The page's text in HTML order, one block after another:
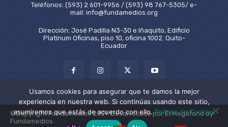
Teléfonos: (593) 2 601-9956 / (593) 98 767-5305/ e-
mail: info@fundamedios.org
Dirección: José Padilla N3-30 e Iñaquito, Edificio
Platinum Oficinas, piso 10, oficina 1002. Quito-
Ecuador
©Copyright Fundamedios 2021. Desarrollado por El Megáfono by
Fundamedios.
Usamos cookies para asegurar que te damos la mejor
experiencia en nuestra web. Si continúas usando este sitio,
asumiremos que estás de acuerdo con ello.Política de Cookies